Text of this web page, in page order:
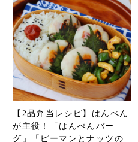
【2品弁当レシピ】はんぺん
が主役！「はんぺんバー
グ」「ピーマンとナッツの